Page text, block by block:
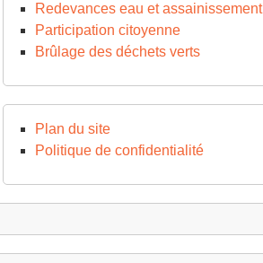
Redevances eau et assainissement
Participation citoyenne
Brûlage des déchets verts
Plan du site
Politique de confidentialité